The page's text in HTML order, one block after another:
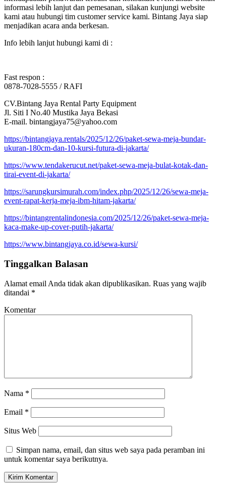
informasi lebih lanjut dan pemesanan, silakan kunjungi website
kami atau hubungi tim customer service kami. Bintang Jaya siap
menjadikan acara anda berkesan.
Info lebih lanjut hubungi kami di :
Fast respon :
0878-7028-5555 / RAFI
CV.Bintang Jaya Rental Party Equipment
Jl. Siti I No.40 Mustika Jaya Bekasi
E-mail. bintangjaya75@yahoo.com
https://bintangjaya.rentals/2025/12/26/paket-sewa-meja-bundar-
ukuran-180cm-dan-10-kursi-futura-di-jakarta/
https://www.tendakerucut.net/paket-sewa-meja-bulat-kotak-dan-
tirai-event-di-jakarta/
https://sarungkursimurah.com/index.php/2025/12/26/sewa-meja-
event-rapat-kerja-meja-ibm-hitam-jakarta/
https://bintangrentalindonesia.com/2025/12/26/paket-sewa-meja-
kaca-make-up-cover-putih-jakarta/
https://www.bintangjaya.co.id/sewa-kursi/
Tinggalkan Balasan
Alamat email Anda tidak akan dipublikasikan. Ruas yang wajib
ditandai *
Komentar
Nama *
Email *
Situs Web
Simpan nama, email, dan situs web saya pada peramban ini
untuk komentar saya berikutnya.